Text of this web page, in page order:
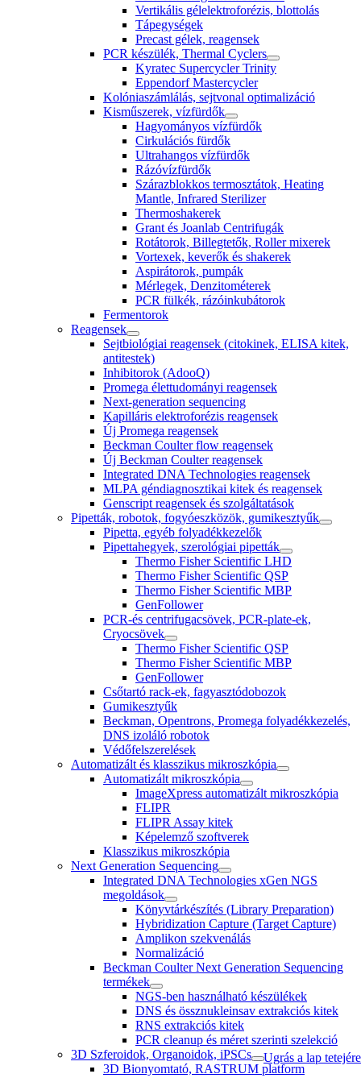
Vertikális gélelektroforézis, blottolás
Tápegységek
Precast gélek, reagensek
PCR készülék, Thermal Cyclers
Kyratec Supercycler Trinity
Eppendorf Mastercycler
Kolóniaszámlálás, sejtvonal optimalizáció
Kisműszerek, vízfürdők
Hagyományos vízfürdők
Cirkulációs fürdők
Ultrahangos vízfürdők
Rázóvízfürdők
Szárazblokkos termosztátok, Heating
Mantle, Infrared Sterilizer
Thermoshakerek
Grant és Joanlab Centrifugák
Rotátorok, Billegtetők, Roller mixerek
Vortexek, keverők és shakerek
Aspirátorok, pumpák
Mérlegek, Denzitométerek
PCR fülkék, rázóinkubátorok
Fermentorok
Reagensek
Sejtbiológiai reagensek (citokinek, ELISA kitek,
antitestek)
Inhibitorok (AdooQ)
Promega élettudományi reagensek
Next-generation sequencing
Kapilláris elektroforézis reagensek
Új Promega reagensek
Beckman Coulter flow reagensek
Új Beckman Coulter reagensek
Integrated DNA Technologies reagensek
MLPA géndiagnosztikai kitek és reagensek
Genscript reagensek és szolgáltatások
Pipetták, robotok, fogyóeszközök, gumikesztyűk
Pipetta, egyéb folyadékkezelők
Pipettahegyek, szerológiai pipetták
Thermo Fisher Scientific LHD
Thermo Fisher Scientific QSP
Thermo Fisher Scientific MBP
GenFollower
PCR-és centrifugacsövek, PCR-plate-ek,
Cryocsövek
Thermo Fisher Scientific QSP
Thermo Fisher Scientific MBP
GenFollower
Csőtartó rack-ek, fagyasztódobozok
Gumikesztyűk
Beckman, Opentrons, Promega folyadékkezelés,
DNS izoláló robotok
Védőfelszerelések
Automatizált és klasszikus mikroszkópia
Automatizált mikroszkópia
ImageXpress automatizált mikroszkópia
FLIPR
FLIPR Assay kitek
Képelemző szoftverek
Klasszikus mikroszkópia
Next Generation Sequencing
Integrated DNA Technologies xGen NGS
megoldások
Könyvtárkészítés (Library Preparation)
Hybridization Capture (Target Capture)
Amplikon szekvenálás
Normalizáció
Beckman Coulter Next Generation Sequencing
termékek
NGS-ben használható készülékek
DNS és össznukleinsav extrakciós kitek
RNS extrakciós kitek
PCR cleanup és méret szerinti szelekció
3D Szferoidok, Organoidok, iPSCs
3D Bionyomtató, RASTRUM platform
Ugrás a lap tetejére